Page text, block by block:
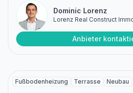
Dominic Lorenz
Lorenz Real Construct
Anbieter
Fußbodenheizung Terrasse Neubau